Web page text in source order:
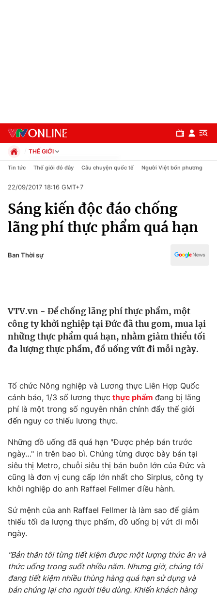
Chuyên mục
Chính trị
Thế giới
Tin tức
Câu chuyện quốc tế
Tài chính
Thị trường
Góc doanh nghiệp
Dữ liệu và đời sống
Truyền hình
Phim VTV
Hậu trường
Nhân vật
Khán giả
Giải sao mai
Giải trí
Điện ảnh
Âm nhạc
Sao
Đời sống
Du lịch
Làm đẹp
Chất lượng cuộc sống
Tuyển sinh
Công nghệ
Hitech Công nghệ tương lai
Sản phẩm
Thị trường
Giao lưu trực tuyến
Lịch phát sóng
THẾ GIỚI
Chính trị
Pháp luật
Kinh tế
Thể thao
Truyền hình
Y tế
Tin tức Thế giới đó đây Câu chuyện quốc tế Người Việt bốn phương
22/09/2017 18:16 GMT+7
Sáng kiến độc đáo chống
lãng phí thực phẩm quá hạn
Ban Thời sự
VTV.vn - Để chống lãng phí thực phẩm, một
công ty khởi nghiệp tại Đức đã thu gom, mua lại
những thực phẩm quá hạn, nhằm giảm thiểu tối
đa lượng thực phẩm, đồ uống vứt đi mỗi ngày.
Tổ chức Nông nghiệp và Lương thực Liên Hợp Quốc
cảnh báo, 1/3 số lương thực thực phẩm đang bị lãng
phí là một trong số nguyên nhân chính đẩy thế giới
đến nguy cơ thiếu lương thực.
Những đồ uống đã quá hạn "Được phép bán trước
ngày…" in trên bao bì. Chúng từng được bày bán tại
siêu thị Metro, chuỗi siêu thị bán buôn lớn của Đức và
cũng là đơn vị cung cấp lớn nhất cho Sirplus, công ty
khởi nghiệp do anh Raffael Fellmer điều hành.
Sứ mệnh của anh Raffael Fellmer là làm sao để giảm
thiểu tối đa lượng thực phẩm, đồ uống bị vứt đi mỗi
ngày.
"Bản thân tôi từng tiết kiệm được một lượng thức ăn và
thức uống trong suốt nhiều năm. Nhưng giờ, chúng tôi
đang tiết kiệm nhiều thùng hàng quá hạn sử dụng và
bán chúng lại cho người tiêu dùng. Khiến khách hàng